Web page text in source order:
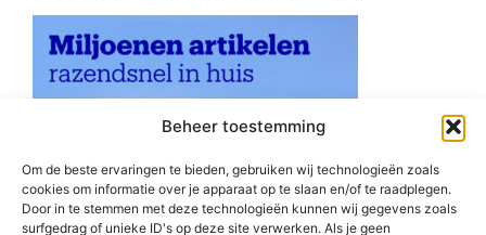
Beheer toestemming
Om de beste ervaringen te bieden, gebruiken wij technologieën zoals
cookies om informatie over je apparaat op te slaan en/of te raadplegen.
Door in te stemmen met deze technologieën kunnen wij gegevens zoals
surfgedrag of unieke ID's op deze site verwerken. Als je geen